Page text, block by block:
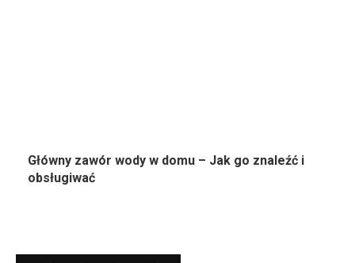
Główny zawór wody w domu – Jak go znaleźć i
obsługiwać